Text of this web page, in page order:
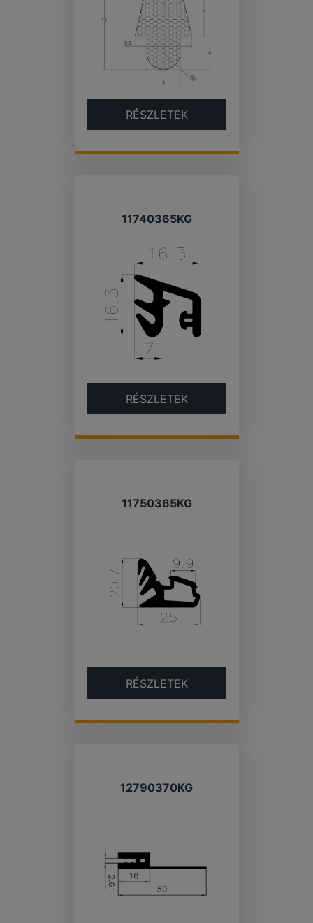
RÉSZLETEK
11740365KG
RÉSZLETEK
11750365KG
RÉSZLETEK
12790370KG